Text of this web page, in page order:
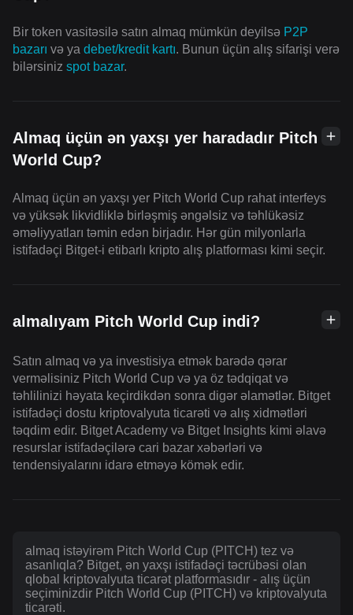
Bir token vasitəsilə satın almaq mümkün deyilsə P2P
bazarı və ya debet/kredit kartı. Bunun üçün alış sifarişi verə
bilərsiniz spot bazar.
Almaq üçün ən yaxşı yer haradadır Pitch
World Cup?
Almaq üçün ən yaxşı yer Pitch World Cup rahat interfeys
və yüksək likvidliklə birləşmiş əngəlsiz və təhlükəsiz
əməliyyatları təmin edən birjadır. Hər gün milyonlarla
istifadəçi Bitget-i etibarlı kripto alış platforması kimi seçir.
almalıyam Pitch World Cup indi?
Satın almaq və ya investisiya etmək barədə qərar
verməlisiniz Pitch World Cup və ya öz tədqiqat və
təhlilinizi həyata keçirdikdən sonra digər əlamətlər. Bitget
istifadəçi dostu kriptovalyuta ticarəti və alış xidmətləri
təqdim edir. Bitget Academy və Bitget Insights kimi əlavə
resurslar istifadəçilərə cari bazar xəbərləri və
tendensiyalarını idarə etməyə kömək edir.
almaq istəyirəm Pitch World Cup (PITCH) tez və
asanlıqla? Bitget, ən yaxşı istifadəçi təcrübəsi olan
qlobal kriptovalyuta ticarət platformasıdır - alış üçün
seçiminizdir Pitch World Cup (PITCH) və kriptovalyuta
ticarəti.